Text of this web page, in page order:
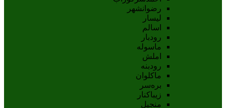
رضوانشهر
لیسار
اسالم
رودبار
ماسوله
املش
رودبنه
ماکلوان
بره‌سر
زیباکنار
منجیل